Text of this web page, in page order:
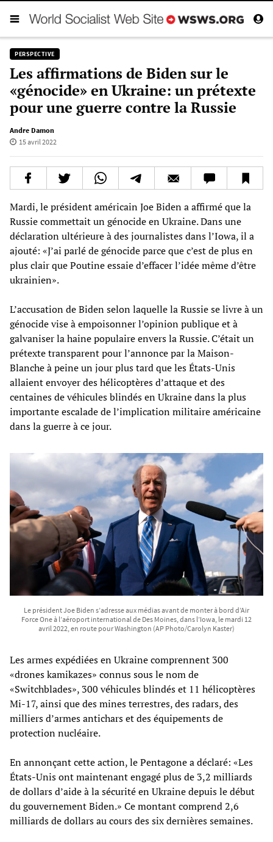
PERSPECTIVE
Les affirmations de Biden sur le
«génocide» en Ukraine: un prétexte
pour une guerre contre la Russie
Andre Damon
15 avril 2022
Mardi, le président américain Joe Biden a affirmé que la
Russie commettait un génocide en Ukraine. Dans une
déclaration ultérieure à des journalistes dans l’Iowa, il a
ajouté: «J’ai parlé de génocide parce que c’est de plus en
plus clair que Poutine essaie d’effacer l’idée même d’être
ukrainien».
L’accusation de Biden selon laquelle la Russie se livre à un
génocide vise à empoisonner l’opinion publique et à
galvaniser la haine populaire envers la Russie. C’était un
prétexte transparent pour l’annonce par la Maison-
Blanche à peine un jour plus tard que les États-Unis
allaient envoyer des hélicoptères d’attaque et des
centaines de véhicules blindés en Ukraine dans la plus
importante escalade de l’implication militaire américaine
dans la guerre à ce jour.
Le président Joe Biden s’adresse aux médias avant de monter à bord d’Air
Force One à l’aéroport international de Des Moines, dans l’Iowa, le mardi 12
avril 2022, en route pour Washington (AP Photo/Carolyn Kaster)
Les armes expédiées en Ukraine comprennent 300
«drones kamikazes» connus sous le nom de
«Switchblades», 300 véhicules blindés et 11 hélicoptères
Mi-17, ainsi que des mines terrestres, des radars, des
milliers d’armes antichars et des équipements de
protection nucléaire.
En annonçant cette action, le Pentagone a déclaré: «Les
États-Unis ont maintenant engagé plus de 3,2 milliards
de dollars d’aide à la sécurité en Ukraine depuis le début
du gouvernement Biden.» Ce montant comprend 2,6
milliards de dollars au cours des six dernières semaines.